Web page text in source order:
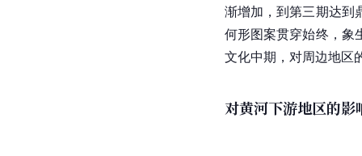
渐增加，到第三期达到
何形图案贯穿始终，象
文化中期，对周边地区
对黄河下游地区的影